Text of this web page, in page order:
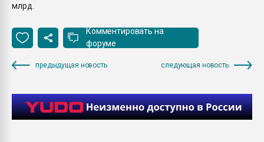
млрд.
Комментировать на
форуме
предыдущая новость следующая новость